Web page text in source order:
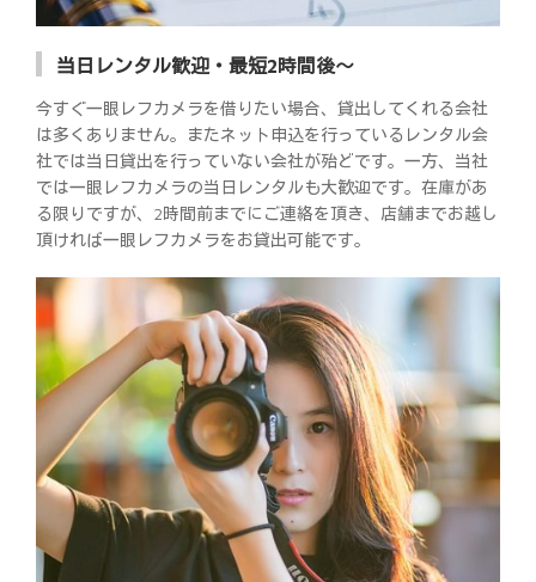
当日レンタル歓迎・最短2時間後～
今すぐ一眼レフカメラを借りたい場合、貸出してくれる会社
は多くありません。またネット申込を行っているレンタル会
社では当日貸出を行っていない会社が殆どです。一方、当社
では一眼レフカメラの当日レンタルも大歓迎です。在庫があ
る限りですが、2時間前までにご連絡を頂き、店舗までお越し
頂ければ一眼レフカメラをお貸出可能です。